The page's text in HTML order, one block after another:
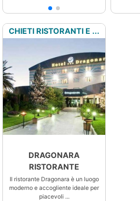
CHIETI RISTORANTI E ...
DRAGONARA
RISTORANTE
Il ristorante Dragonara è un luogo
moderno e accogliente ideale per
piacevoli ...